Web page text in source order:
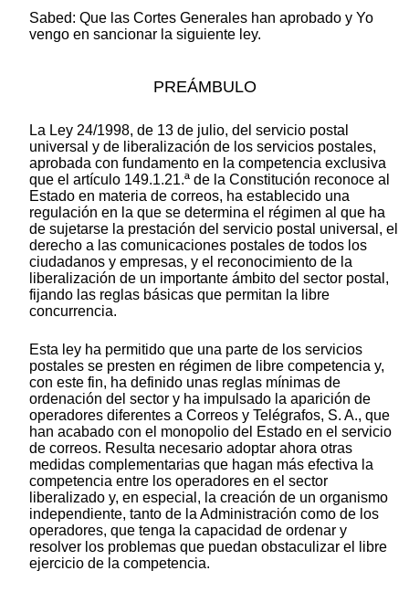
Sabed: Que las Cortes Generales han aprobado y Yo
vengo en sancionar la siguiente ley.
PREÁMBULO
La Ley 24/1998, de 13 de julio, del servicio postal
universal y de liberalización de los servicios postales,
aprobada con fundamento en la competencia exclusiva
que el artículo 149.1.21.ª de la Constitución reconoce al
Estado en materia de correos, ha establecido una
regulación en la que se determina el régimen al que ha
de sujetarse la prestación del servicio postal universal, el
derecho a las comunicaciones postales de todos los
ciudadanos y empresas, y el reconocimiento de la
liberalización de un importante ámbito del sector postal,
fijando las reglas básicas que permitan la libre
concurrencia.
Esta ley ha permitido que una parte de los servicios
postales se presten en régimen de libre competencia y,
con este fin, ha definido unas reglas mínimas de
ordenación del sector y ha impulsado la aparición de
operadores diferentes a Correos y Telégrafos, S. A., que
han acabado con el monopolio del Estado en el servicio
de correos. Resulta necesario adoptar ahora otras
medidas complementarias que hagan más efectiva la
competencia entre los operadores en el sector
liberalizado y, en especial, la creación de un organismo
independiente, tanto de la Administración como de los
operadores, que tenga la capacidad de ordenar y
resolver los problemas que puedan obstaculizar el libre
ejercicio de la competencia.